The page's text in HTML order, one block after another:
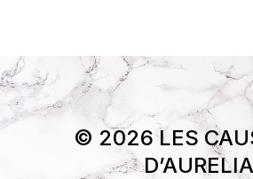
© 2026 LES
D’AURELIA